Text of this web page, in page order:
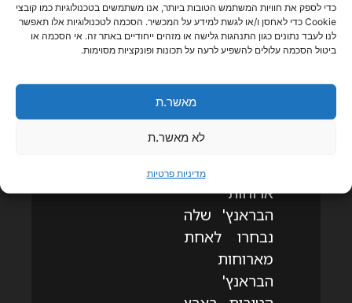
כדי לספק את חוויות המשתמש הטובות ביותר, אנו משתמשים בטכנולוגיות כמו קובצי
Cookie כדי לאחסן ו/או לגשת למידע על המכשיר. הסכמה לטכנולוגיות אלו תאפשר
לנו לעבד נתונים כגון התנהגות גלישה או מזהים ייחודיים באתר זה. אי הסכמה או
ביטול הסכמה עלולים להשפיע לרעה על תכונות ופונקציות מסוימות.
מאשר.ת
לא מאשר.ת
מדיניות פרטיות
ניסיון עשיר
במטבח
ובאירועים,
שהגיעה ללב
תל אביב מבית
פיין הקסום
שבבית לחם
הגלילית, בו
ארוחות
הבראנץ' שלה
נבחרו לאחת
מארוחות
הבראנץ'